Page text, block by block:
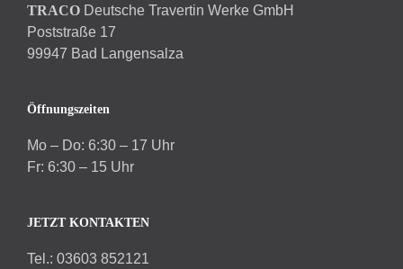
TRACO Deutsche Travertin Werke GmbH
Poststraße 17
99947 Bad Langensalza
Öffnungszeiten
Mo – Do: 6:30 – 17 Uhr
Fr: 6:30 – 15 Uhr
JETZT KONTAKTEN
Tel.: 03603 852121